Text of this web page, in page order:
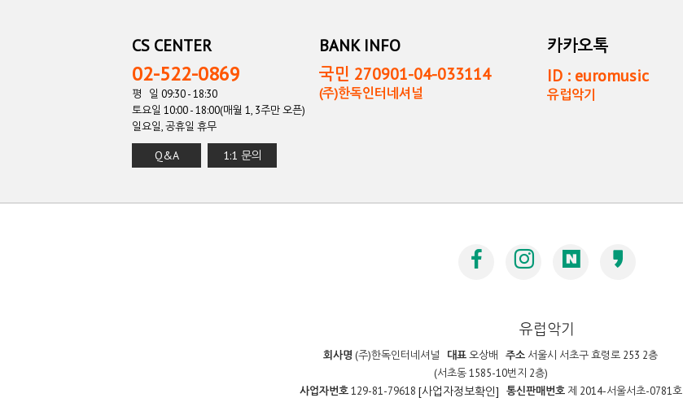
CS CENTER
02-522-0869
평 일 09:30 - 18:30
토요일 10:00 - 18:00(매월 1, 3주만 오픈)
일요일, 공휴일 휴무
Q&A 1:1 문의
BANK INFO
국민 270901-04-033114
(주)한독인터네셔널
카카오톡
ID : euromusic
유럽악기
유럽악기
회사명 (주)한독인터네셔널 대표오상배 주소 서울시 서초구 효령로 253 2층
(서초동 1585-10번지 2층)
사업자번호129-81-79618 [사업자정보확인] 통신판매번호제 2014-서울서초-0781호